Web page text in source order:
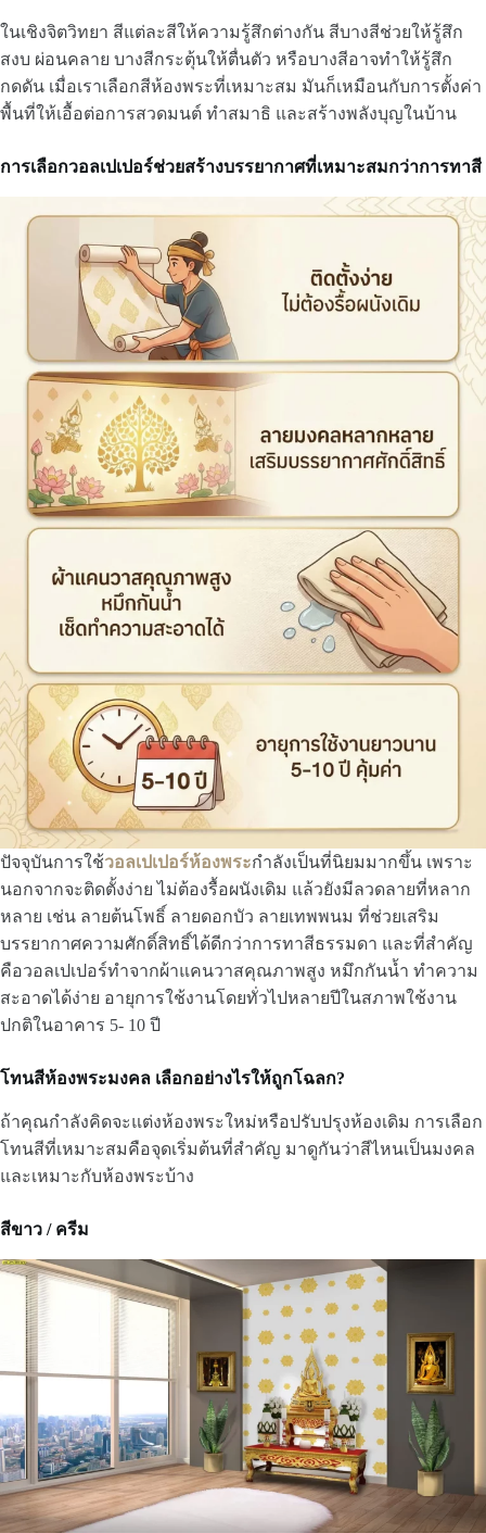
ในเชิงจิตวิทยา สีแต่ละสีให้ความรู้สึกต่างกัน สีบางสีช่วยให้รู้สึก
สงบ ผ่อนคลาย บางสีกระตุ้นให้ตื่นตัว หรือบางสีอาจทำให้รู้สึก
กดดัน เมื่อเราเลือกสีห้องพระที่เหมาะสม มันก็เหมือนกับการตั้งค่า
พื้นที่ให้เอื้อต่อการสวดมนต์ ทำสมาธิ และสร้างพลังบุญในบ้าน
การเลือกวอลเปเปอร์ช่วยสร้างบรรยากาศที่เหมาะสมกว่าการทาสี
ปัจจุบันการใช้วอลเปเปอร์ห้องพระกำลังเป็นที่นิยมมากขึ้น เพราะ
นอกจากจะติดตั้งง่าย ไม่ต้องรื้อผนังเดิม แล้วยังมีลวดลายที่หลาก
หลาย เช่น ลายต้นโพธิ์ ลายดอกบัว ลายเทพพนม ที่ช่วยเสริม
บรรยากาศความศักดิ์สิทธิ์ได้ดีกว่าการทาสีธรรมดา และที่สำคัญ
คือวอลเปเปอร์ทำจากผ้าแคนวาสคุณภาพสูง หมึกกันน้ำ ทำความ
สะอาดได้ง่าย อายุการใช้งานโดยทั่วไปหลายปีในสภาพใช้งาน
ปกติในอาคาร 5- 10 ปี
โทนสีห้องพระมงคล เลือกอย่างไรให้ถูกโฉลก?
ถ้าคุณกำลังคิดจะแต่งห้องพระใหม่หรือปรับปรุงห้องเดิม การเลือก
โทนสีที่เหมาะสมคือจุดเริ่มต้นที่สำคัญ มาดูกันว่าสีไหนเป็นมงคล
และเหมาะกับห้องพระบ้าง
สีขาว / ครีม